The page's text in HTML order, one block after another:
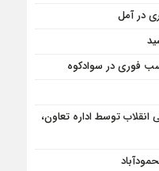
در آمل
به‌مناسبت ۴۵ سالگی انقلاب توسط اداره تعاون،